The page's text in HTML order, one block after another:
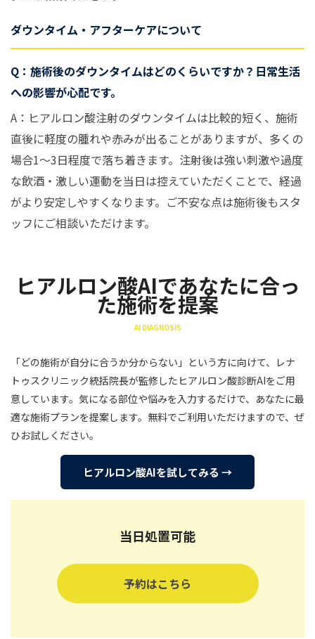
ダウンタイム・アフターケアについて
Q：施術後のダウンタイムはどのくらいですか？日常生活
への影響が心配です。
A：ヒアルロン酸注射のダウンタイムは比較的短く、施術
直後に軽度の腫れや赤みが出ることがありますが、多くの
場合1〜3日程度で落ち着きます。注射後は強い刺激や過度
な飲酒・激しい運動を当日は控えていただくことで、経過
がより安定しやすくなります。ご不安な点は施術後もスタ
ッフにご相談いただけます。
ヒアルロン酸AIであなたに合っ
た施術を提案
AI DIAGNOSIS
「どの施術が自分に合うか分からない」という方に向けて、レナ
トゥスクリニック統括院長が監修したヒアルロン酸診断AIをご用
意しています。気になる部位や悩みを入力するだけで、あなたに最
適な施術プランを提案します。無料でご利用いただけますので、ぜ
ひお試しください。
ヒアルロン酸AIを試してみる →
当日処置可能
予約はこちら